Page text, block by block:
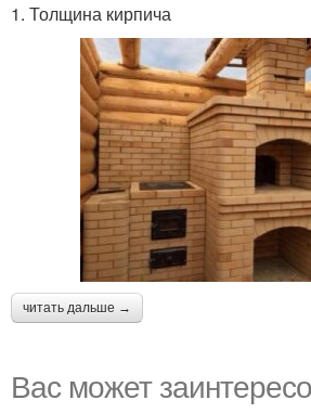
1. Толщина кирпича
читать дальше →
Вас может